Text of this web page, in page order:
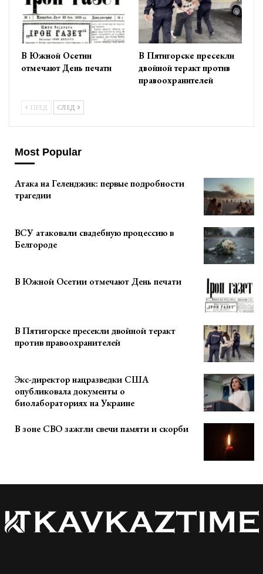
В Южной Осетии
отмечают День печати
В Пятигорске пресекли
двойной теракт против
правоохранителей
ПРЕД СЛЕД
Most Popular
Атака на Геленджик: первые подробности
трагедии
ВСУ атаковали свадебную процессию в
Белгороде
В Южной Осетии отмечают День печати
В Пятигорске пресекли двойной теракт
против правоохранителей
Экс-директор нацразведки США
опубликовала документы о
биолабораториях на Украине
В зоне СВО зажгли свечи памяти и скорби